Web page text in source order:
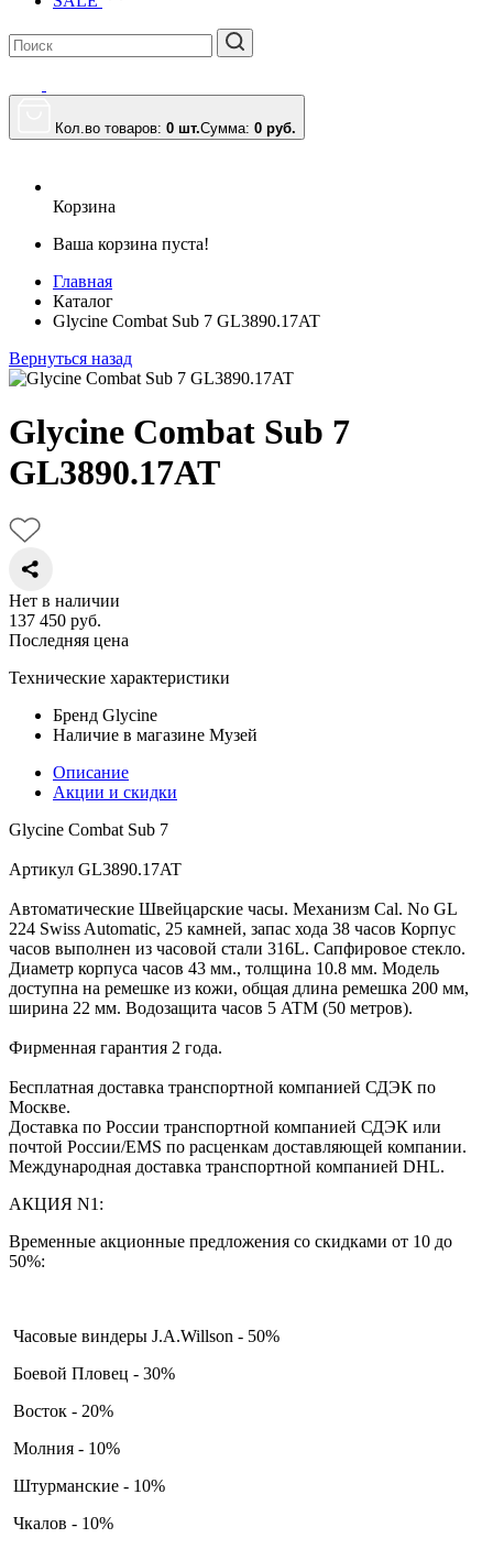
Кол.во товаров: 0 шт.Сумма: 0 руб.
Корзина
Ваша корзина пуста!
Главная
Каталог
Glycine Combat Sub 7 GL3890.17AT
Вернуться назад
Glycine Combat Sub 7
GL3890.17AT
Нет в наличии
137 450 руб.
Последняя цена
Технические характеристики
Бренд Glycine
Наличие в магазине Музей
Описание
Акции и скидки
Glycine Combat Sub 7
Артикул GL3890.17AT
Автоматические Швейцарские часы. Механизм Cal. No GL
224 Swiss Automatic, 25 камней, запас хода 38 часов Корпус
часов выполнен из часовой стали 316L. Сапфировое стекло.
Диаметр корпуса часов 43 мм., толщина 10.8 мм. Модель
доступна на ремешке из кожи, общая длина ремешка 200 мм,
ширина 22 мм. Водозащита часов 5 ATM (50 метров).
Фирменная гарантия 2 года.
Бесплатная доставка транспортной компанией СДЭК по
Москве.
Доставка по России транспортной компанией СДЭК или
почтой России/EMS по расценкам доставляющей компании.
Международная доставка транспортной компанией DHL.
АКЦИЯ N1:
Временные акционные предложения со скидками от 10 до
50%:
Часовые виндеры J.A.Willson - 50%
Боевой Пловец - 30%
Восток - 20%
Молния - 10%
Штурманские - 10%
Чкалов - 10%